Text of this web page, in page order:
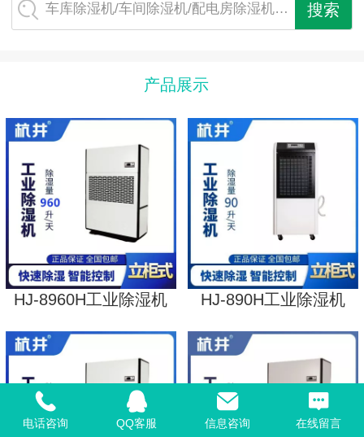
车库除湿机/车间除湿机/配电房除湿机…
产品展示
HJ-8960H工业除湿机 HJ-890H工业除湿机
电话咨询 QQ客服 信息咨询 在线留言